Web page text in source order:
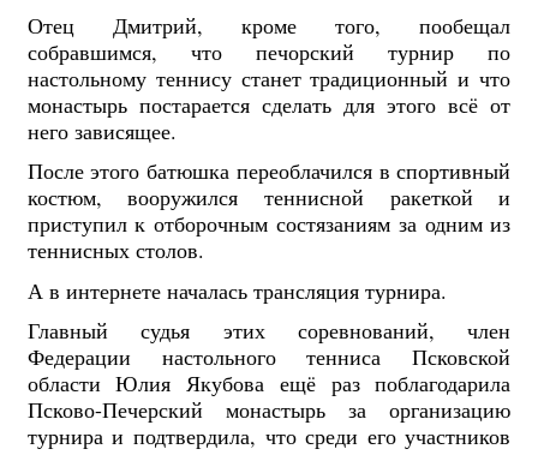
Отец Дмитрий, кроме того, пообещал
собравшимся, что печорский турнир по
настольному теннису станет традиционный и что
монастырь постарается сделать для этого всё от
него зависящее.
После этого батюшка переоблачился в спортивный
костюм, вооружился теннисной ракеткой и
приступил к отборочным состязаниям за одним из
теннисных столов.
А в интернете началась трансляция турнира.
Главный судья этих соревнований, член
Федерации настольного тенниса Псковской
области Юлия Якубова ещё раз поблагодарила
Псково-Печерский монастырь за организацию
турнира и подтвердила, что среди его участников